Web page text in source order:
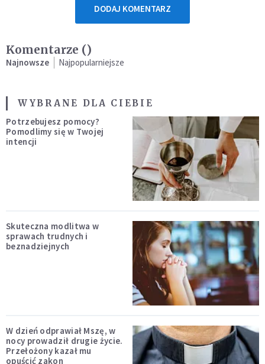
DODAJ KOMENTARZ
Komentarze ()
Najnowsze Najpopularniejsze
WYBRANE DLA CIEBIE
Potrzebujesz pomocy?
Pomodlimy się w Twojej
intencji
Skuteczna modlitwa w
sprawach trudnych i
beznadziejnych
W dzień odprawiał Mszę, w
nocy prowadził drugie życie.
Przełożony kazał mu
opuścić zakon